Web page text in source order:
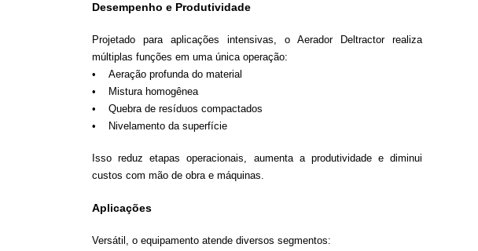
Desempenho e Produtividade
Projetado para aplicações intensivas, o Aerador Deltractor realiza
múltiplas funções em uma única operação:
• Aeração profunda do material
• Mistura homogênea
• Quebra de resíduos compactados
• Nivelamento da superfície
Isso reduz etapas operacionais, aumenta a produtividade e diminui
custos com mão de obra e máquinas.
Aplicações
Versátil, o equipamento atende diversos segmentos: